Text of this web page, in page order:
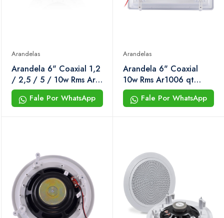
Arandelas
Arandela 6" Coaxial 1,2
/ 2,5 / 5 / 10w Rms Ar-
610tx Hayonik
Fale Por WhatsApp
Arandelas
Arandela 6" Coaxial
10w Rms Ar1006 qt
Branca Hayonik
Fale Por WhatsApp